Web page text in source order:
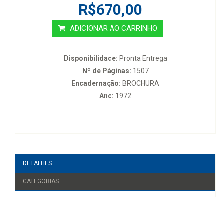
R$670,00
ADICIONAR AO CARRINHO
Disponibilidade: Pronta Entrega
Nº de Páginas: 1507
Encadernação: BROCHURA
Ano: 1972
DETALHES
CATEGORIAS